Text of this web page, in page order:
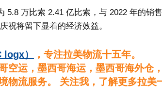
5.8 万比索 2.41 亿比索，与 2022 年的销
祝将留下显着的经济效益。
logx）
，专注拉美物流十五年。
空运，墨西哥海运，墨西哥海外仓
物流服务。 关注我，了解更多拉美